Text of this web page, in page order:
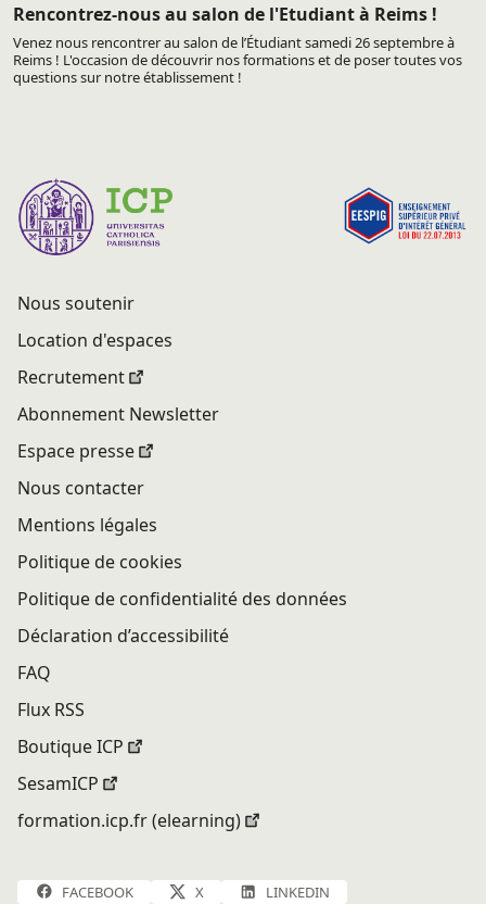
Rencontrez-nous au salon de l'Etudiant à Reims !
Venez nous rencontrer au salon de l’Étudiant samedi 26 septembre à
Reims ! L'occasion de découvrir nos formations et de poser toutes vos
questions sur notre établissement !
Nous soutenir
Location d'espaces
Recrutement
Abonnement Newsletter
Espace presse
Nous contacter
Mentions légales
Politique de cookies
Politique de confidentialité des données
Déclaration d’accessibilité
FAQ
Flux RSS
Boutique ICP
SesamICP
formation.icp.fr (elearning)
FACEBOOK X LINKEDIN